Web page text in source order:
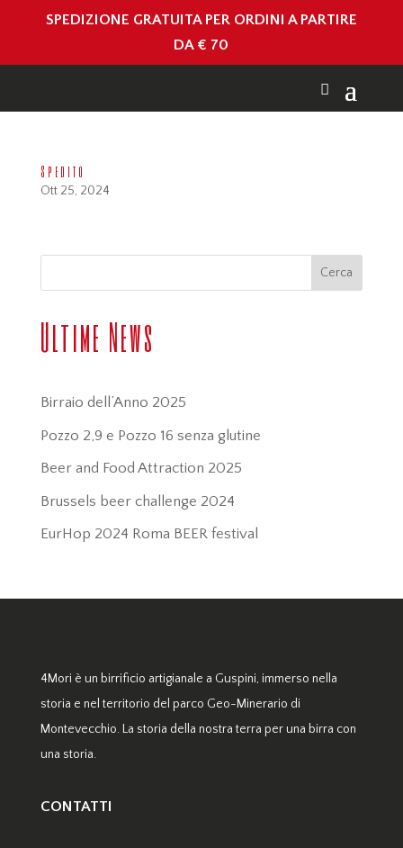
SPEDIZIONE GRATUITA PER ORDINI A PARTIRE
DA € 70
Spedito
Ott 25, 2024
Cerca
Ultime News
Birraio dell’Anno 2025
Pozzo 2,9 e Pozzo 16 senza glutine
Beer and Food Attraction 2025
Brussels beer challenge 2024
EurHop 2024 Roma BEER festival
4Mori è un birrificio artigianale a Guspini, immerso nella
storia e nel territorio del parco Geo-Minerario di
Montevecchio. La storia della nostra terra per una birra con
una storia.
CONTATTI